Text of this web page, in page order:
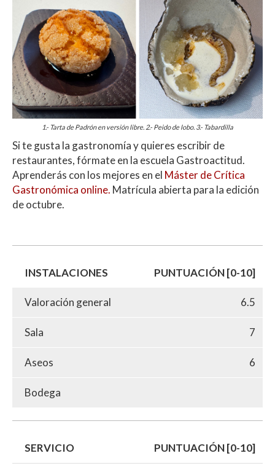
1.- Tarta de Padrón en versión libre. 2.- Peido de lobo. 3.- Tabardilla
Si te gusta la gastronomía y quieres escribir de
restaurantes, fórmate en la escuela Gastroactitud.
Aprenderás con los mejores en el Máster de Crítica
Gastronómica online. Matrícula abierta para la edición
de octubre.
INSTALACIONES PUNTUACIÓN [0-10]
Valoración general 6.5
Sala 7
Aseos 6
Bodega
SERVICIO PUNTUACIÓN [0-10]